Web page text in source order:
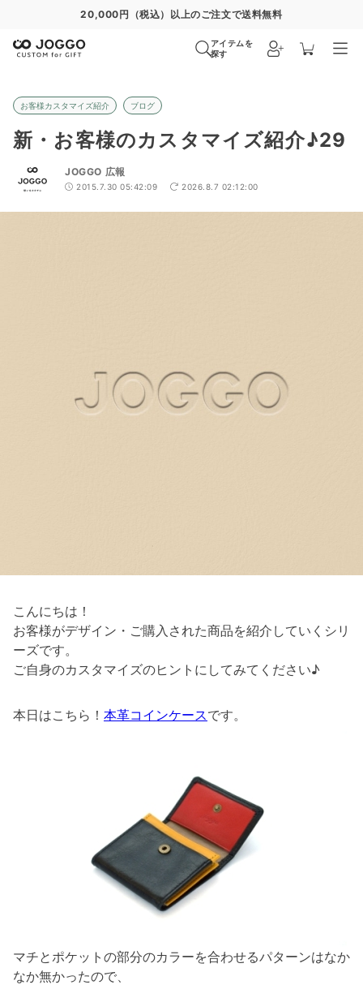
20,000円（税込）以上のご注文で送料無料
アイテムを
探す
お客様カスタマイズ紹介 ブログ
新・お客様のカスタマイズ紹介♪29
JOGGO 広報
2015.7.30 05:42:09 2026.8.7 02:12:00
こんにちは！
お客様がデザイン・ご購入された商品を紹介していくシリ
ーズです。
ご自身のカスタマイズのヒントにしてみてください♪
本日はこちら！ 本革コインケースです。
マチとポケットの部分のカラーを合わせるパターンはなか
なか無かったので、